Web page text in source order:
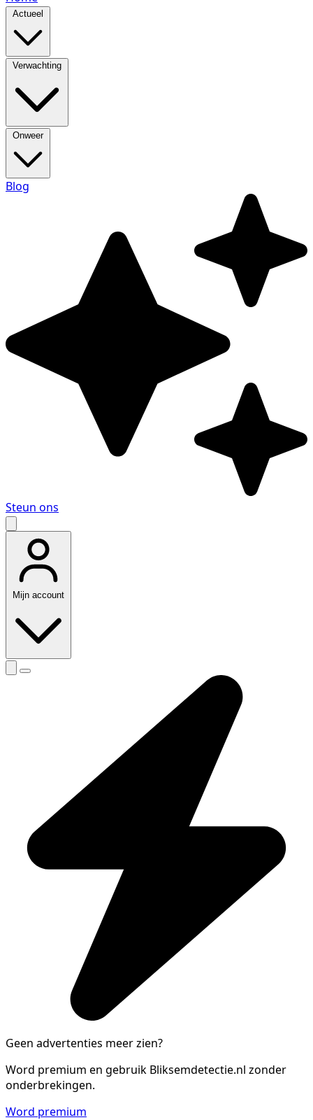
Actueel
Verwachting
Onweer
Blog
Steun ons
Mijn account
Geen advertenties meer zien?
Word premium en gebruik Bliksemdetectie.nl zonder
onderbrekingen.
Word premium